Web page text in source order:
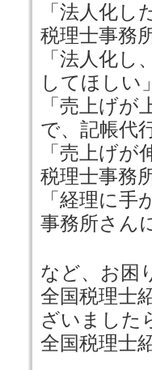
「法人化
税理士事務
「法人化
してほしい」
「売上げ
で、記帳代
「売上げ
税理士事務
「経理に
事務所さん
など、お困
全国税理士
ざいました
全国税理士